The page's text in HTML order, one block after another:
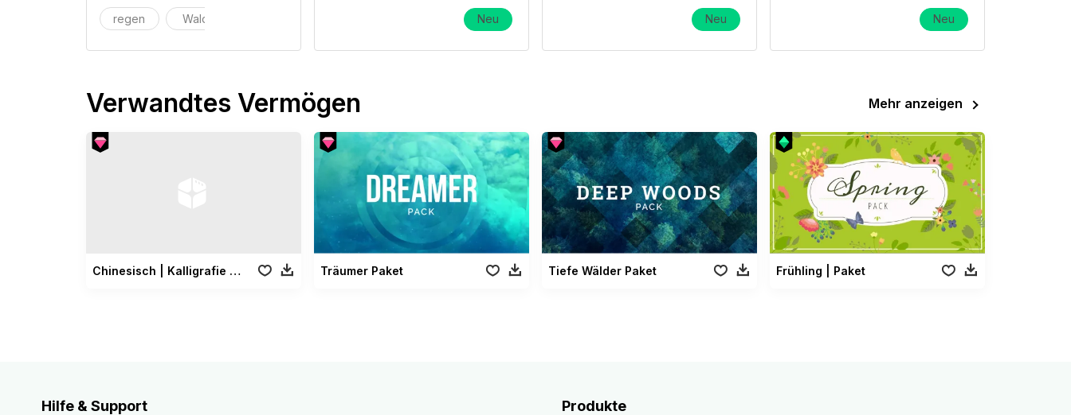
regen Wald Neu Neu Neu
Verwandtes Vermögen Mehr anzeigen
Chinesisch | Kalligrafie Paket Träumer Paket Tiefe Wälder Paket Frühling | Paket
Hilfe & Support Produkte